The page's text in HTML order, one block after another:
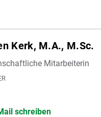
Kerk, M.A., M.Sc.
Mitarbeiterin
schreiben